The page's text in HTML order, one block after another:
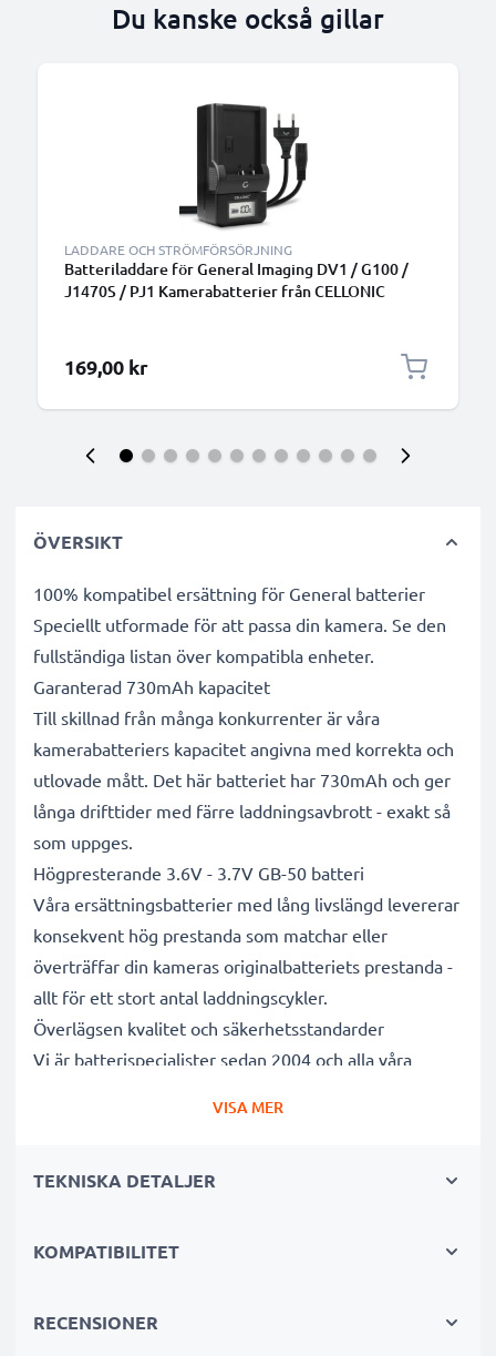
Du kanske också gillar
LADDARE OCH STRÖMFÖRSÖRJNING
Batteriladdare för General Imaging DV1 / G100 /
J1470S / PJ1 Kamerabatterier från CELLONIC
169,00 kr
ÖVERSIKT
100% kompatibel ersättning för General batterier
Speciellt utformade för att passa din kamera. Se den
fullständiga listan över kompatibla enheter.
Garanterad 730mAh kapacitet
Till skillnad från många konkurrenter är våra
kamerabatteriers kapacitet angivna med korrekta och
utlovade mått. Det här batteriet har 730mAh och ger
långa drifttider med färre laddningsavbrott - exakt så
som uppges.
Högpresterande 3.6V - 3.7V GB-50 batteri
Våra ersättningsbatterier med lång livslängd levererar
konsekvent hög prestanda som matchar eller
överträffar din kameras originalbatteriets prestanda -
allt för ett stort antal laddningscykler.
Överlägsen kvalitet och säkerhetsstandarder
Vi är batterispecialister sedan 2004 och alla våra
mer därtill. Det är därför de levereras med 3 års
Oumbärliga i alla fotografers kameraväskor
VISA MER
TEKNISKA DETALJER
KOMPATIBILITET
RECENSIONER